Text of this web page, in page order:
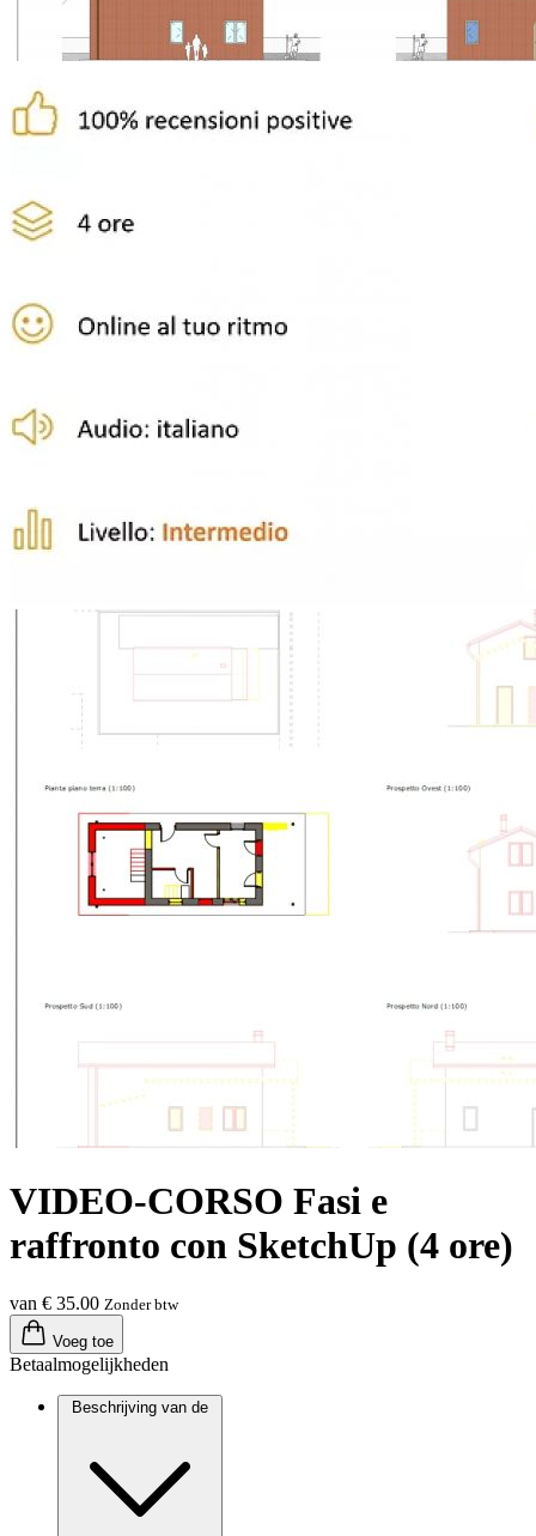
VIDEO-CORSO Fasi e
raffronto con SketchUp (4 ore)
van € 35.00 Zonder btw
Voeg toe
Betaalmogelijkheden
Beschrijving van de